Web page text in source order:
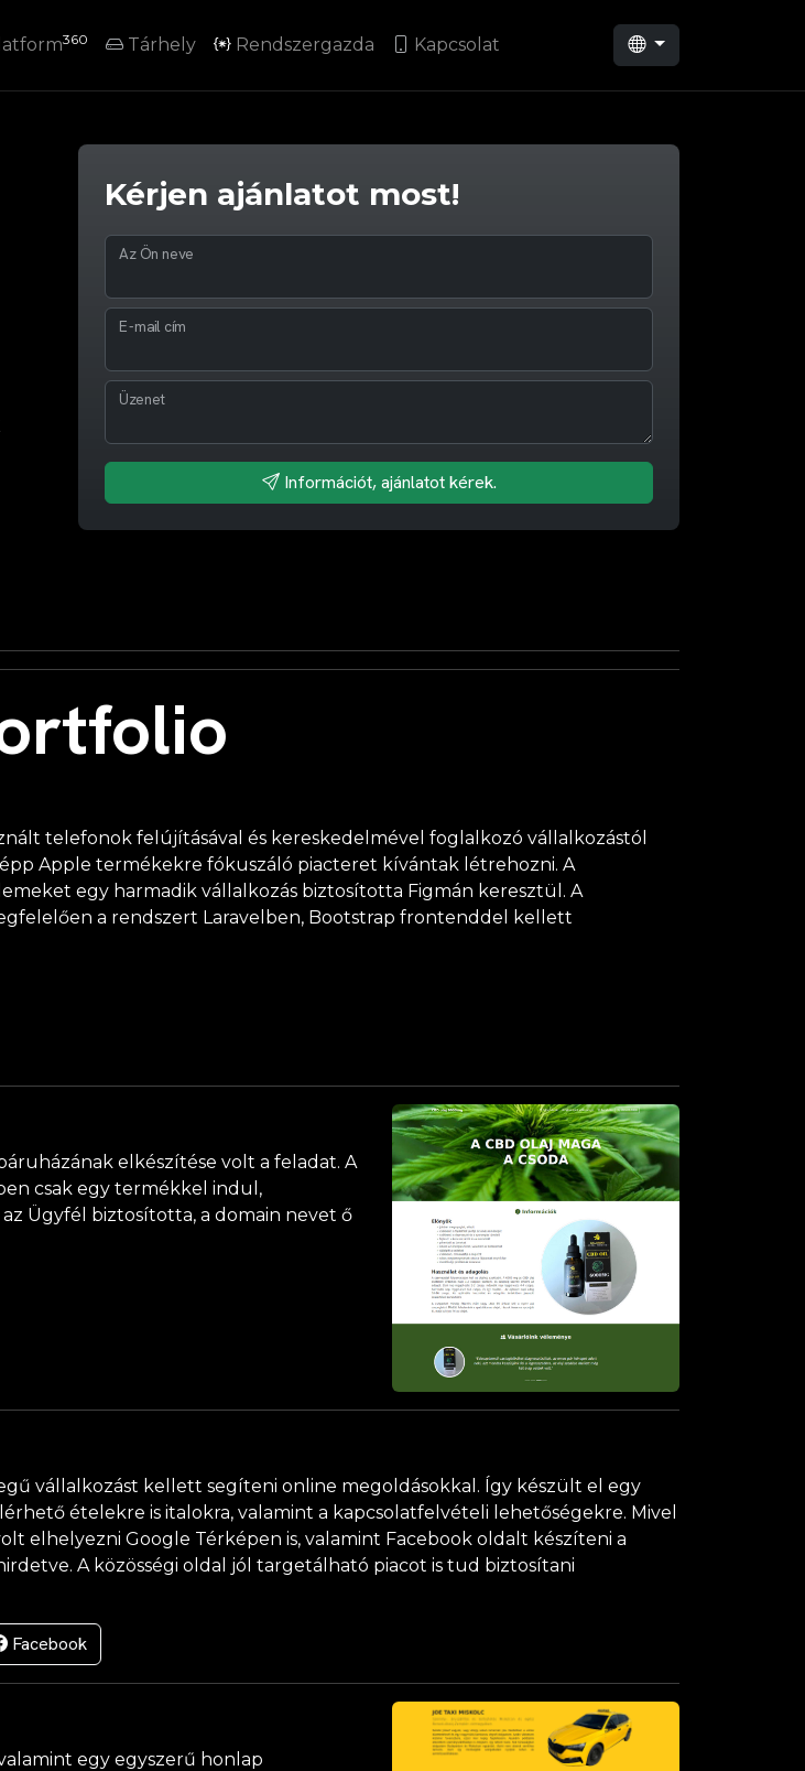
360 Tárhely Rendszergazda Kapcsolat
Kérjen ajánlatot most!
Az Ön neve
E-mail cím
Üzenet
Információt, ajánlatot kérek.
telefonok felújításával és kereskedelmével foglalkozó vállalkozástól
Apple termékekre fókuszáló piacteret kívántak létrehozni. A
egy harmadik vállalkozás biztosította Figmán keresztül. A
a rendszert Laravelben, Bootstrap frontenddel kellett
elkészítése volt a feladat. A
csak egy termékkel indul,
az Ügyfél biztosította, a domain nevet ő
vállalkozást kellett segíteni online megoldásokkal. Így készült el egy
ételekre is italokra, valamint a kapcsolatfelvételi lehetőségekre. Mivel
elhelyezni Google Térképen is, valamint Facebook oldalt készíteni a
A közösségi oldal jól targetálható piacot is tud biztosítani
Facebook
egy egyszerű honlap